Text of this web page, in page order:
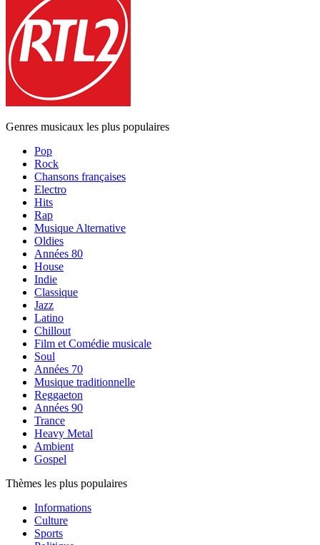
Genres musicaux les plus populaires
Pop
Rock
Chansons françaises
Electro
Hits
Rap
Musique Alternative
Oldies
Années 80
House
Indie
Classique
Jazz
Latino
Chillout
Film et Comédie musicale
Soul
Années 70
Musique traditionnelle
Reggaeton
Années 90
Trance
Heavy Metal
Ambient
Gospel
Thèmes les plus populaires
Informations
Culture
Sports